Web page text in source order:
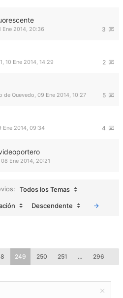
3
Ene 2014, 20:36
2
, 10 Ene 2014, 14:29
5
de Quevedo, 09 Ene 2014, 10:27
4
Ene 2014, 09:34
08 Ene 2014, 20:21
Todos los Temas
Descendente
249 250 251 … 296